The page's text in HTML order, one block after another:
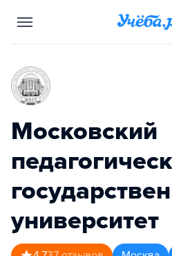
Московский
университет